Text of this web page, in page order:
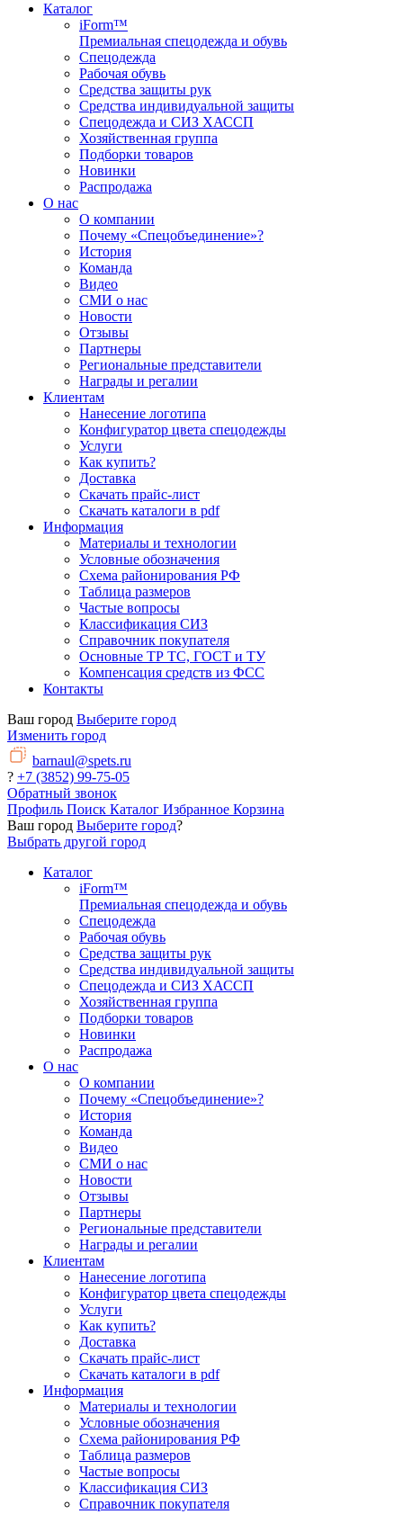
Каталог
iForm™
Премиальная спецодежда и обувь
Спецодежда
Рабочая обувь
Средства защиты рук
Средства индивидуальной защиты
Спецодежда и СИЗ ХАССП
Хозяйственная группа
Подборки товаров
Новинки
Распродажа
О нас
О компании
Почему «Спецобъединение»?
История
Команда
Видео
СМИ о нас
Новости
Отзывы
Партнеры
Региональные представители
Награды и регалии
Клиентам
Нанесение логотипа
Конфигуратор цвета спецодежды
Услуги
Как купить?
Доставка
Скачать прайс-лист
Скачать каталоги в pdf
Информация
Материалы и технологии
Условные обозначения
Схема районирования РФ
Таблица размеров
Частые вопросы
Классификация СИЗ
Справочник покупателя
Основные ТР ТС, ГОСТ и ТУ
Компенсация средств из ФСС
Контакты
Ваш город Выберите город
Изменить город
barnaul@spets.ru
? +7 (3852) 99-75-05
Обратный звонок
Профиль Поиск Каталог Избранное Корзина
Ваш город Выберите город?
Выбрать другой город
Каталог
iForm™
Премиальная спецодежда и обувь
Спецодежда
Рабочая обувь
Средства защиты рук
Средства индивидуальной защиты
Спецодежда и СИЗ ХАССП
Хозяйственная группа
Подборки товаров
Новинки
Распродажа
О нас
О компании
Почему «Спецобъединение»?
История
Команда
Видео
СМИ о нас
Новости
Отзывы
Партнеры
Региональные представители
Награды и регалии
Клиентам
Нанесение логотипа
Конфигуратор цвета спецодежды
Услуги
Как купить?
Доставка
Скачать прайс-лист
Скачать каталоги в pdf
Информация
Материалы и технологии
Условные обозначения
Схема районирования РФ
Таблица размеров
Частые вопросы
Классификация СИЗ
Справочник покупателя